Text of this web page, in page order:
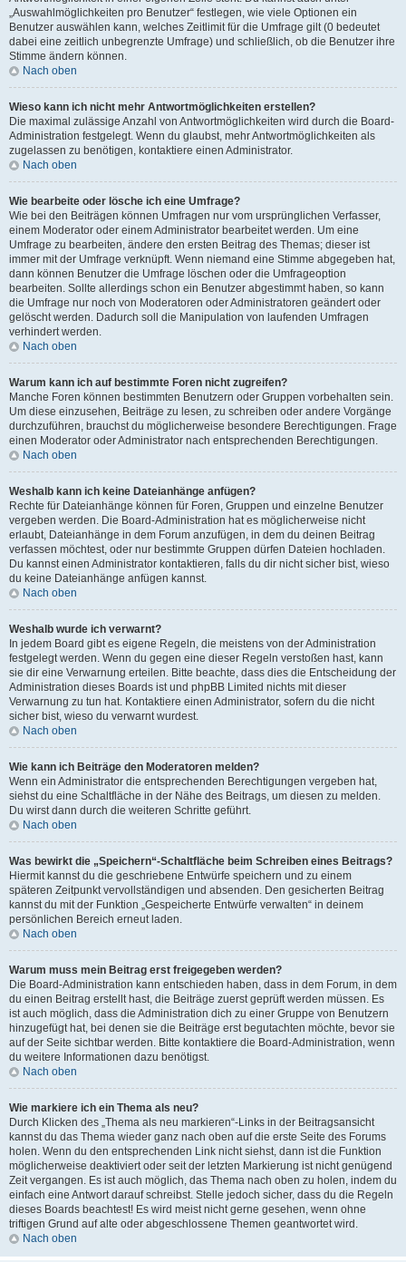
„Auswahlmöglichkeiten pro Benutzer“ festlegen, wie viele Optionen ein
Benutzer auswählen kann, welches Zeitlimit für die Umfrage gilt (0 bedeutet
dabei eine zeitlich unbegrenzte Umfrage) und schließlich, ob die Benutzer ihre
Stimme ändern können.
Nach oben
Wieso kann ich nicht mehr Antwortmöglichkeiten erstellen?
Die maximal zulässige Anzahl von Antwortmöglichkeiten wird durch die Board-
Administration festgelegt. Wenn du glaubst, mehr Antwortmöglichkeiten als
zugelassen zu benötigen, kontaktiere einen Administrator.
Nach oben
Wie bearbeite oder lösche ich eine Umfrage?
Wie bei den Beiträgen können Umfragen nur vom ursprünglichen Verfasser,
einem Moderator oder einem Administrator bearbeitet werden. Um eine
Umfrage zu bearbeiten, ändere den ersten Beitrag des Themas; dieser ist
immer mit der Umfrage verknüpft. Wenn niemand eine Stimme abgegeben hat,
dann können Benutzer die Umfrage löschen oder die Umfrageoption
bearbeiten. Sollte allerdings schon ein Benutzer abgestimmt haben, so kann
die Umfrage nur noch von Moderatoren oder Administratoren geändert oder
gelöscht werden. Dadurch soll die Manipulation von laufenden Umfragen
verhindert werden.
Nach oben
Warum kann ich auf bestimmte Foren nicht zugreifen?
Manche Foren können bestimmten Benutzern oder Gruppen vorbehalten sein.
Um diese einzusehen, Beiträge zu lesen, zu schreiben oder andere Vorgänge
durchzuführen, brauchst du möglicherweise besondere Berechtigungen. Frage
einen Moderator oder Administrator nach entsprechenden Berechtigungen.
Nach oben
Weshalb kann ich keine Dateianhänge anfügen?
Rechte für Dateianhänge können für Foren, Gruppen und einzelne Benutzer
vergeben werden. Die Board-Administration hat es möglicherweise nicht
erlaubt, Dateianhänge in dem Forum anzufügen, in dem du deinen Beitrag
verfassen möchtest, oder nur bestimmte Gruppen dürfen Dateien hochladen.
Du kannst einen Administrator kontaktieren, falls du dir nicht sicher bist, wieso
du keine Dateianhänge anfügen kannst.
Nach oben
Weshalb wurde ich verwarnt?
In jedem Board gibt es eigene Regeln, die meistens von der Administration
festgelegt werden. Wenn du gegen eine dieser Regeln verstoßen hast, kann
sie dir eine Verwarnung erteilen. Bitte beachte, dass dies die Entscheidung der
Administration dieses Boards ist und phpBB Limited nichts mit dieser
Verwarnung zu tun hat. Kontaktiere einen Administrator, sofern du die nicht
sicher bist, wieso du verwarnt wurdest.
Nach oben
Wie kann ich Beiträge den Moderatoren melden?
Wenn ein Administrator die entsprechenden Berechtigungen vergeben hat,
siehst du eine Schaltfläche in der Nähe des Beitrags, um diesen zu melden.
Du wirst dann durch die weiteren Schritte geführt.
Nach oben
Was bewirkt die „Speichern“-Schaltfläche beim Schreiben eines Beitrags?
Hiermit kannst du die geschriebene Entwürfe speichern und zu einem
späteren Zeitpunkt vervollständigen und absenden. Den gesicherten Beitrag
kannst du mit der Funktion „Gespeicherte Entwürfe verwalten“ in deinem
persönlichen Bereich erneut laden.
Nach oben
Warum muss mein Beitrag erst freigegeben werden?
Die Board-Administration kann entschieden haben, dass in dem Forum, in dem
du einen Beitrag erstellt hast, die Beiträge zuerst geprüft werden müssen. Es
ist auch möglich, dass die Administration dich zu einer Gruppe von Benutzern
hinzugefügt hat, bei denen sie die Beiträge erst begutachten möchte, bevor sie
auf der Seite sichtbar werden. Bitte kontaktiere die Board-Administration, wenn
du weitere Informationen dazu benötigst.
Nach oben
Wie markiere ich ein Thema als neu?
Durch Klicken des „Thema als neu markieren“-Links in der Beitragsansicht
kannst du das Thema wieder ganz nach oben auf die erste Seite des Forums
holen. Wenn du den entsprechenden Link nicht siehst, dann ist die Funktion
möglicherweise deaktiviert oder seit der letzten Markierung ist nicht genügend
Zeit vergangen. Es ist auch möglich, das Thema nach oben zu holen, indem du
einfach eine Antwort darauf schreibst. Stelle jedoch sicher, dass du die Regeln
dieses Boards beachtest! Es wird meist nicht gerne gesehen, wenn ohne
triftigen Grund auf alte oder abgeschlossene Themen geantwortet wird.
Nach oben